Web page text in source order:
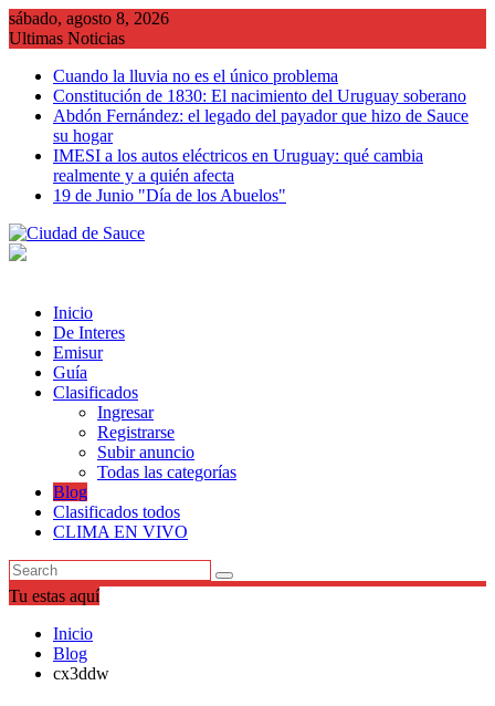
Saltar
al
sábado, agosto 8, 2026
Ultimas Noticias
Cuando la lluvia no es el único problema
Constitución de 1830: El nacimiento del Uruguay soberano
Abdón Fernández: el legado del payador que hizo de Sauce
su hogar
IMESI a los autos eléctricos en Uruguay: qué cambia
realmente y a quién afecta
19 de Junio "Día de los Abuelos"
Inicio
De Interes
Emisur
Guía
Clasificados
Ingresar
Registrarse
Subir anuncio
Todas las categorías
Blog
Clasificados todos
CLIMA EN VIVO
Tu estas aquí
Inicio
Blog
cx3ddw